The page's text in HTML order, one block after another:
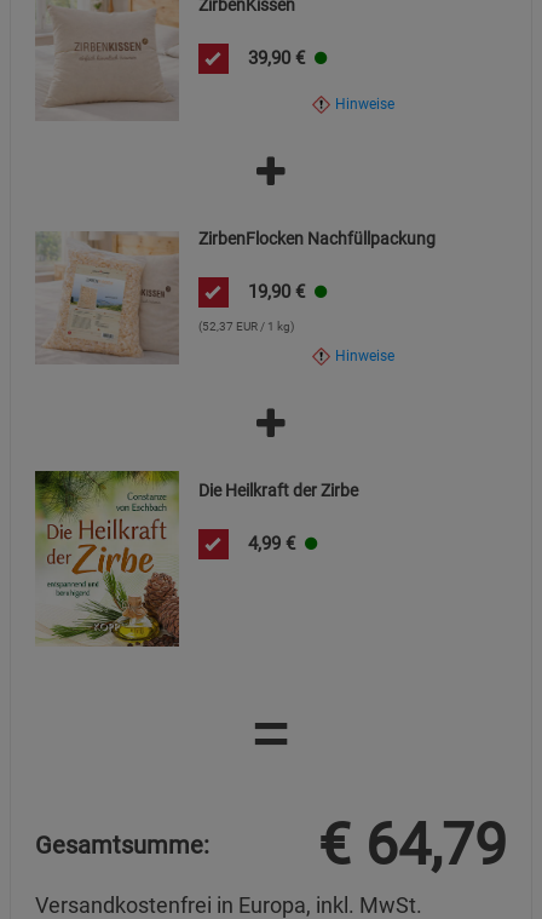
ZirbenKissen
39,90 €
Hinweise
ZirbenFlocken Nachfüllpackung
19,90 €
(52,37 EUR / 1 kg)
Hinweise
Die Heilkraft der Zirbe
4,99 €
=
Gesamtsumme: € 64,79
Versandkostenfrei in Europa, inkl. MwSt.